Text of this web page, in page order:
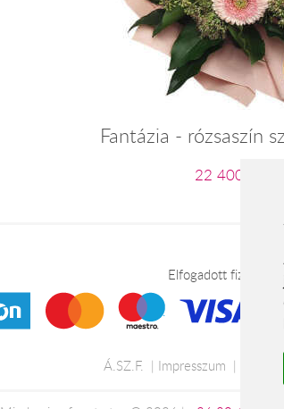
Fantázia - rózsaszín
22 400 Ft-tól
Elfogadott fizetési
Á.SZ.F. Impresszum